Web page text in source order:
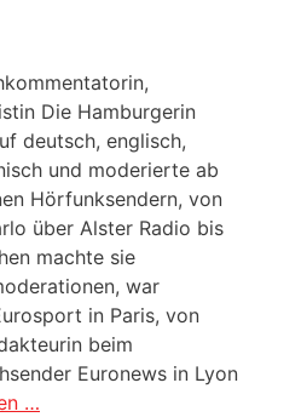
Die Hamburgerin
deutsch, englisch,
und moderierte ab
Hörfunksendern, von
über Alster Radio bis
machte sie
war
in Paris, von
beim
Euronews in Lyon
…